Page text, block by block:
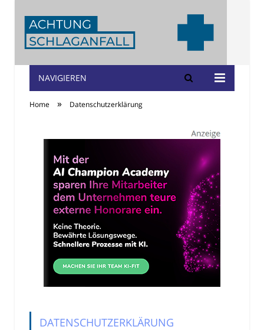
Achtung
Schlaganfall
NAVIGIEREN
Home » Datenschutzerklärung
DATENSCHUTZERKLÄRUNG